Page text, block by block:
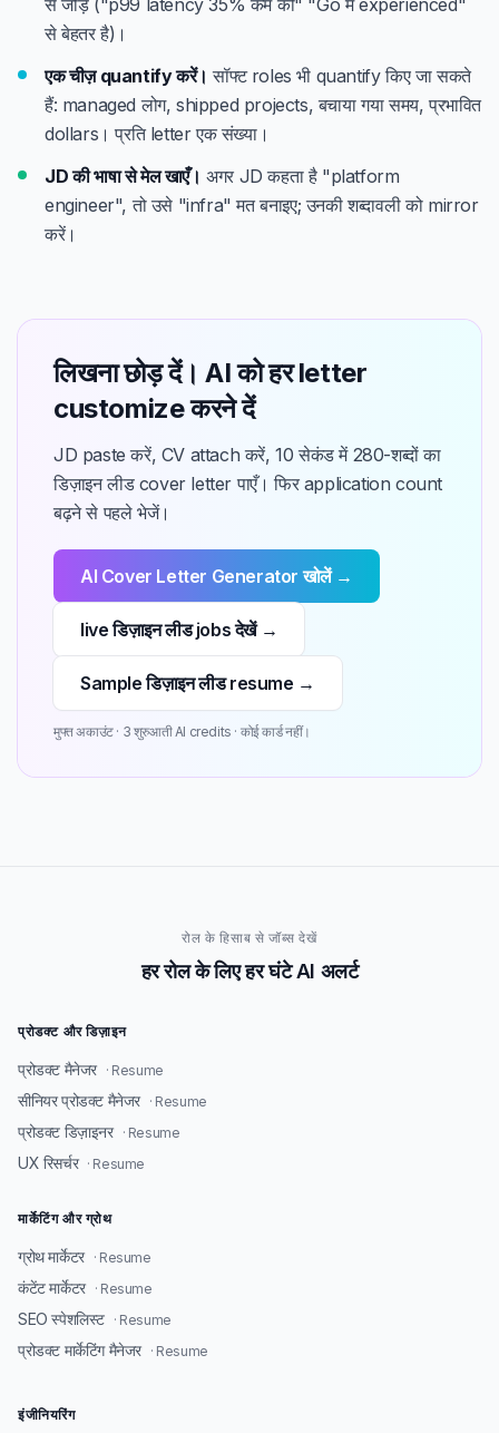
से जोड़ें ("p99 latency 35% कम की" "Go में experienced"
से बेहतर है)।
एक चीज़ quantify करें। सॉफ्ट roles भी quantify किए जा सकते
हैं: managed लोग, shipped projects, बचाया गया समय, प्रभावित
dollars। प्रति letter एक संख्या।
JD की भाषा से मेल खाएँ। अगर JD कहता है "platform
engineer", तो उसे "infra" मत बनाइए; उनकी शब्दावली को mirror
करें।
लिखना छोड़ दें। AI को हर letter
customize करने दें
JD paste करें, CV attach करें, 10 सेकंड में 280-शब्दों का
डिज़ाइन लीड cover letter पाएँ। फिर application count
बढ़ने से पहले भेजें।
AI Cover Letter Generator खोलें →
live डिज़ाइन लीड jobs देखें →
Sample डिज़ाइन लीड resume →
मुफ्त अकाउंट · 3 शुरुआती AI credits · कोई कार्ड नहीं।
रोल के हिसाब से जॉब्स देखें
हर रोल के लिए हर घंटे AI अलर्ट
प्रोडक्ट और डिज़ाइन
प्रोडक्ट मैनेजर · Resume
सीनियर प्रोडक्ट मैनेजर · Resume
प्रोडक्ट डिज़ाइनर · Resume
UX रिसर्चर · Resume
मार्केटिंग और ग्रोथ
ग्रोथ मार्केटर · Resume
कंटेंट मार्केटर · Resume
SEO स्पेशलिस्ट · Resume
प्रोडक्ट मार्केटिंग मैनेजर · Resume
इंजीनियरिंग